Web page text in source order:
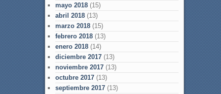
mayo 2018(15)
abril 2018(13)
marzo 2018(15)
febrero 2018(13)
enero 2018(14)
diciembre 2017(13)
noviembre 2017(13)
octubre 2017(13)
septiembre 2017(13)